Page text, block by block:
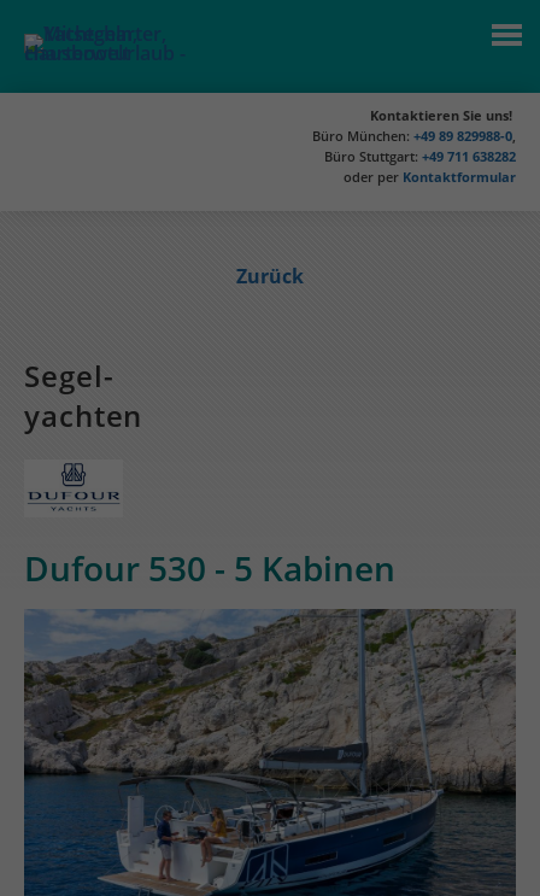
Kontaktieren Sie uns!
Büro München: +49 89 829988-0,
Büro Stuttgart: +49 711 638282
oder per Kontaktformular
Zurück
Segel­
yachten
Dufour 530 - 5 Kabinen